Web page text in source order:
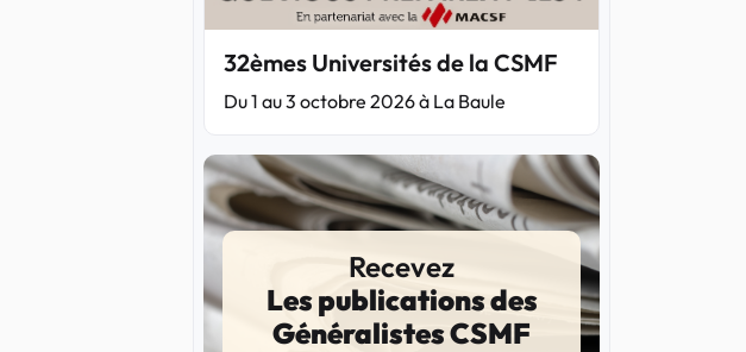
32èmes Universités de la CSMF
Du 1 au 3 octobre 2026 à La Baule
Recevez
Les publications des
Généralistes CSMF